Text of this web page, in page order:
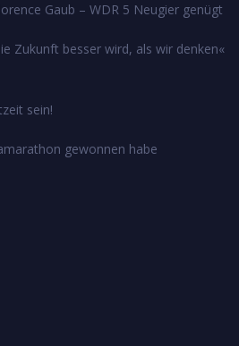
Gaub – WDR 5 Neugier genügt
Zukunft besser wird, als wir denken«
sein!
gewonnen habe